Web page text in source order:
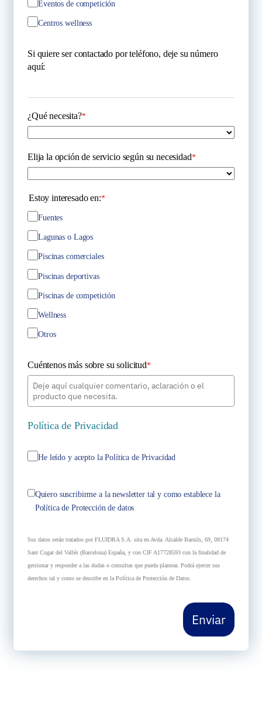
Eventos de competición
Centros wellness
Si quiere ser contactado por teléfono, deje su número
aquí:
¿Qué necesita?*
Elija la opción de servicio según su necesidad*
Estoy interesado en:*
Fuentes
Lagunas o Lagos
Piscinas comerciales
Piscinas deportivas
Piscinas de competición
Wellness
Otros
Cuéntenos más sobre su solicitud*
Política de Privacidad
He leído y acepto la Política de Privacidad
Quiero suscribirme a la newsletter tal y como establece la
Política de Protección de datos
Sus datos serán tratados por FLUIDRA S.A. sita en Avda. Alcalde Barnils, 69, 08174
Sant Cugat del Vallés (Barcelona) España, y con CIF A17728593 con la finalidad de
gestionar y responder a las dudas o consultas que pueda plantear. Podrá ejercer sus
derechos tal y como se describe en la Política de Protección de Datos.
Enviar